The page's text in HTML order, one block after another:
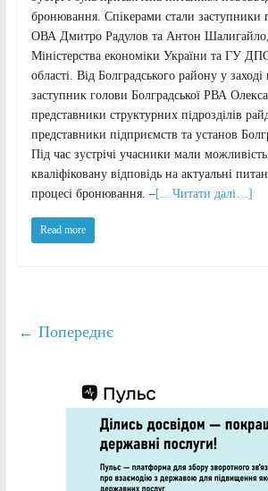
бронювання. Спікерами стали заступники
ОВА Дмитро Радулов та Антон
Міністерства економіки України та ГУ
області. Від Болградського району у заході
заступник голови Болградської РВА
представники структурних підрозділів
представники підприємств та установ
Під час зустрічі учасники мали
кваліфіковану відповідь на актуальні
процесі бронювання. –[…Читати далі…]
Read more
← Попереднє